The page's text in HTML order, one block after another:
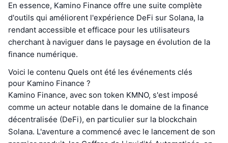
En essence, Kamino Finance offre une suite complète
d'outils qui améliorent l'expérience DeFi sur Solana, la
rendant accessible et efficace pour les utilisateurs
cherchant à naviguer dans le paysage en évolution de la
finance numérique.
Voici le contenu Quels ont été les événements clés
pour Kamino Finance ?
Kamino Finance, avec son token KMNO, s'est imposé
comme un acteur notable dans le domaine de la finance
décentralisée (DeFi), en particulier sur la blockchain
Solana. L'aventure a commencé avec le lancement de son